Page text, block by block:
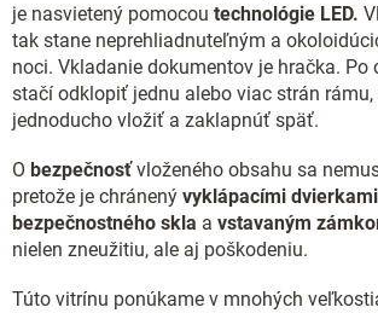
je nasvietený pomocou technológie LED.
tak stane neprehliadnuteľným a
noci. Vkladanie dokumentov je hračka. Po
stačí odklopiť jednu alebo viac strán rámu,
jednoducho vložiť a zaklapnúť späť.
O bezpečnosťvloženého obsahu sa
pretože je chránený vyklápacími
bezpečnostného skla a vstavaným
nielen zneužitiu, ale aj poškodeniu.
Túto vitrínu ponúkame v mnohých